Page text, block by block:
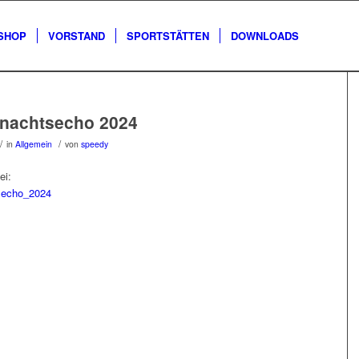
VORSTAND SPORTSTÄTTEN DOWNLOADS
2024
/ in Allgemein / von speedy